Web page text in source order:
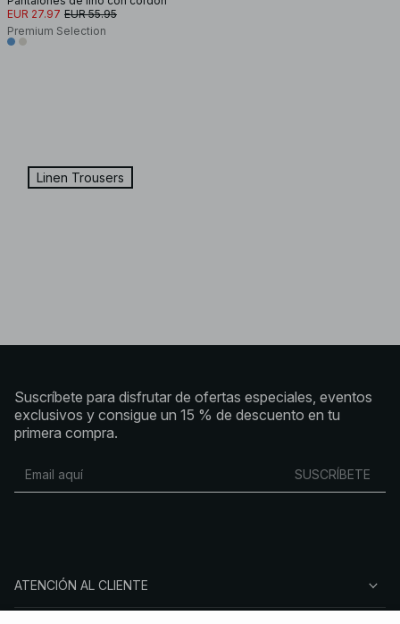
EUR 27.97 EUR 55.95
Premium Selection
Linen Trousers
Suscríbete para disfrutar de ofertas especiales, eventos
exclusivos y consigue un 15 % de descuento en tu
primera compra.
SUSCRÍBETE
ATENCIÓN AL CLIENTE